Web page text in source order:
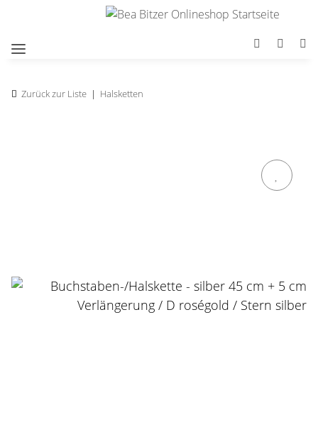
Zurück zur Liste Halsketten